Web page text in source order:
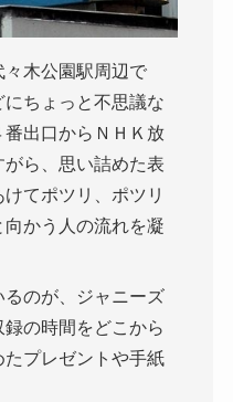
木公園駅周辺で
ちょっと不思議な
出口からＮＨＫ放
ら、思い詰めた表
てポツリ、ポツリ
かう人の流れを凝
のが、ジャニーズ
録の時間をどこから
プレゼントや手紙